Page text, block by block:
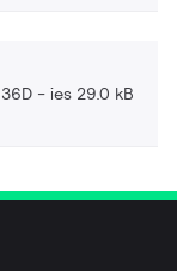
ies 29.0 kB